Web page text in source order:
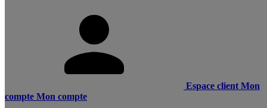
Espace client Mon
compte Mon compte